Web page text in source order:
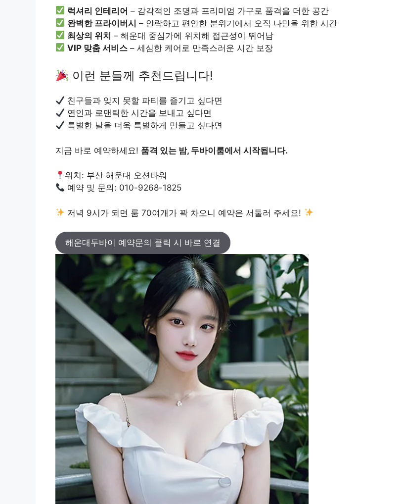
럭셔리 인테리어 – 감각적인 조명과 프리미엄 가구로 품격을 더한 공간
완벽한 프라이버시 – 안락하고 편안한 분위기에서 오직 나만을 위한 시간
최상의 위치 – 해운대 중심가에 위치해 접근성이 뛰어남
VIP 맞춤 서비스 – 세심한 케어로 만족스러운 시간 보장
이런 분들께 추천드립니다!
친구들과 잊지 못할 파티를 즐기고 싶다면
연인과 로맨틱한 시간을 보내고 싶다면
특별한 날을 더욱 특별하게 만들고 싶다면
지금 바로 예약하세요! 품격 있는 밤, 두바이룸에서 시작됩니다.
위치: 부산 해운대 오션타워
예약 및 문의: 010-9268-1825
저녁 9시가 되면 룸 70여개가 꽉 차오니 예약은 서둘러 주세요!
해운대두바이 예약문의 클릭 시 바로 연결